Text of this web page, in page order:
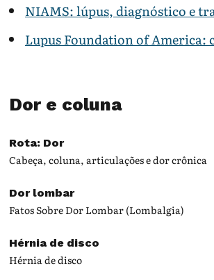
NIAMS: lúpus, diagnóstico e
Lupus Foundation of America:
Dor e coluna
Rota: Dor
Cabeça, coluna, articulações e dor crônica
Dor lombar
Fatos Sobre Dor Lombar (Lombalgia)
Hérnia de disco
Hérnia de disco